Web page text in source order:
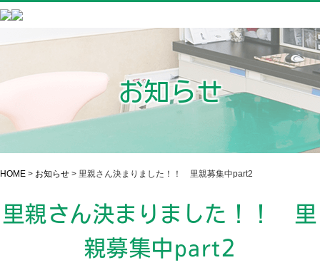
お知らせ
HOME > お知らせ > 里親さん決まりました！！ 里親募集中part2
里親さん決まりました！！ 里
親募集中part2